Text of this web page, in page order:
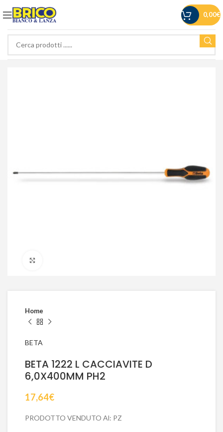
0,00€
Home
BETA
BETA 1222 L CACCIAVITE D
6,0X400MM PH2
17,64€
PRODOTTO VENDUTO Al: PZ